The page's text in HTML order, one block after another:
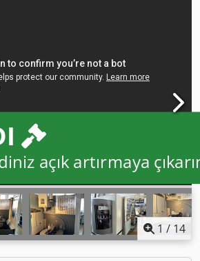
açık artırmaya
1 / 14